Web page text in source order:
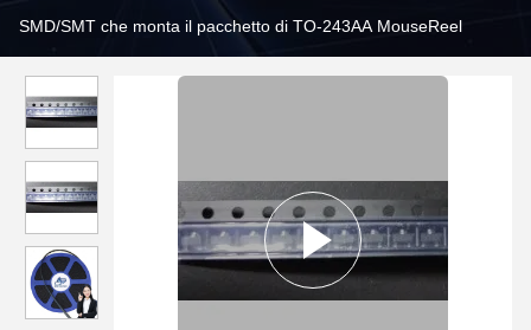
SMD/SMT che monta il pacchetto di TO-243AA MouseReel